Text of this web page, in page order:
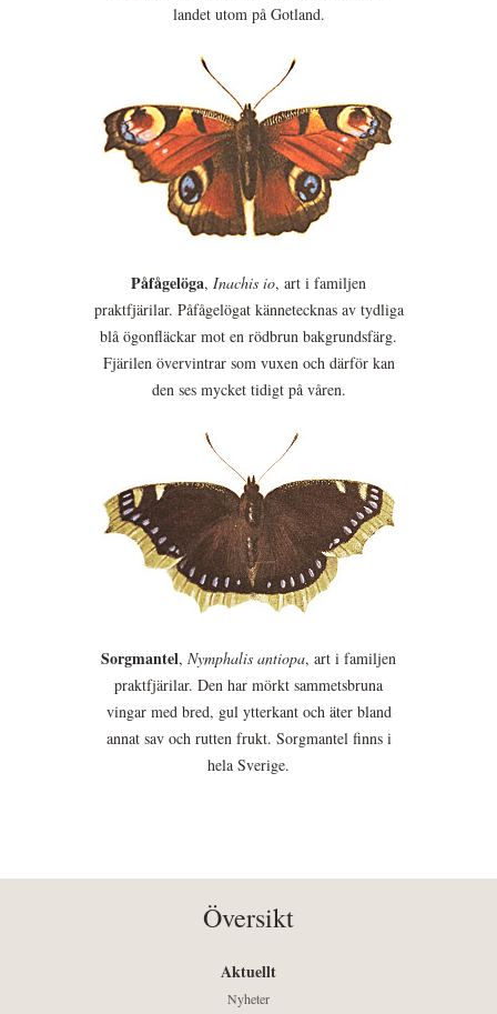
landet utom på Gotland.
Påfågelöga, Inachis io, art i familjen
praktfjärilar. Påfågelögat kännetecknas av tydliga
blå ögonfläckar mot en rödbrun bakgrundsfärg.
Fjärilen övervintrar som vuxen och därför kan
den ses mycket tidigt på våren.
Sorgmantel, Nymphalis antiopa, art i familjen
praktfjärilar. Den har mörkt sammetsbruna
vingar med bred, gul ytterkant och äter bland
annat sav och rutten frukt. Sorgmantel finns i
hela Sverige.
Översikt
Aktuellt
Nyheter